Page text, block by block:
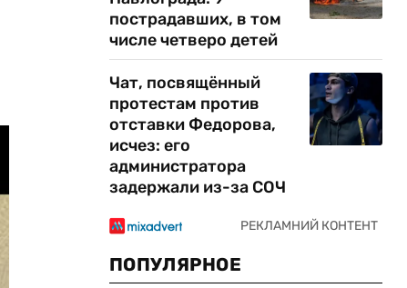
пострадавших, в том
числе четверо детей
Чат, посвящённый
протестам против
отставки Федорова,
исчез: его
администратора
задержали из-за СОЧ
ПОПУЛЯРНОЕ